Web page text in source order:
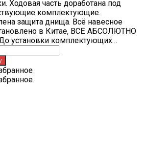
Ходовая часть доработана под
комплектующие.
защита днища. Всё навесное
в Китае, ВСЁ АБСОЛЮТНО
установки комплектующих…